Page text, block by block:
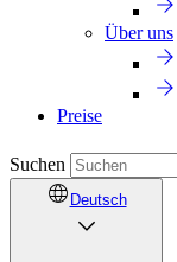
Über uns
Preise
Suchen
Deutsch